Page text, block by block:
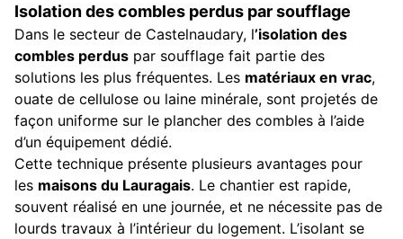
Isolation des combles perdus par soufflage
Dans le secteur de Castelnaudary, l’isolation des
combles perdus par soufflage fait partie des
solutions les plus fréquentes. Les matériaux en vrac,
ouate de cellulose ou laine minérale, sont projetés de
façon uniforme sur le plancher des combles à l’aide
d’un équipement dédié.
Cette technique présente plusieurs avantages pour
les maisons du Lauragais. Le chantier est rapide,
souvent réalisé en une journée, et ne nécessite pas de
lourds travaux à l’intérieur du logement. L’isolant se